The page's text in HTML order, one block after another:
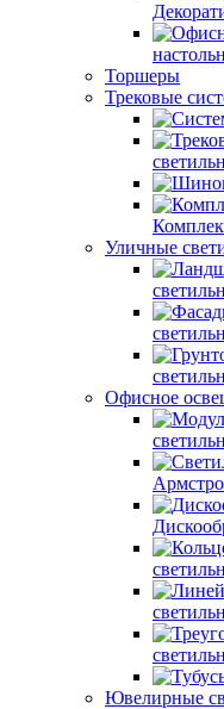
Торшеры
Трековые
Уличные
Офисное
Ювелирные